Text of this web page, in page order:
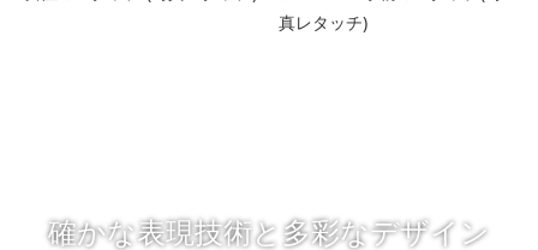
真レタッチ)
確かな表現技術と多彩なデザイン